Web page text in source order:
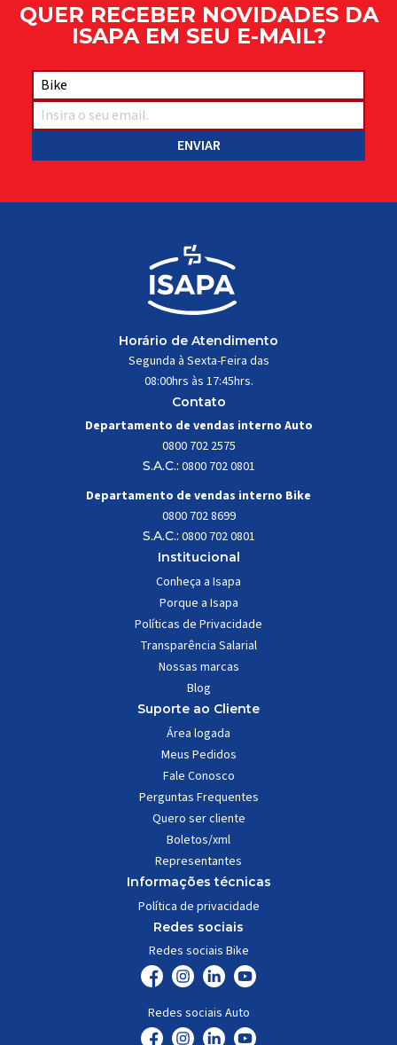
QUER RECEBER NOVIDADES DA
ISAPA EM SEU E-MAIL?
Horário de Atendimento
Segunda à Sexta-Feira das
08:00hrs às 17:45hrs.
Contato
Departamento de vendas interno Auto
0800 702 2575
S.A.C.: 0800 702 0801
Departamento de vendas interno Bike
0800 702 8699
S.A.C.: 0800 702 0801
Institucional
Conheça a Isapa
Porque a Isapa
Políticas de Privacidade
Transparência Salarial
Nossas marcas
Blog
Suporte ao Cliente
Área logada
Meus Pedidos
Fale Conosco
Perguntas Frequentes
Quero ser cliente
Boletos/xml
Representantes
Informações técnicas
Política de privacidade
Redes sociais
Redes sociais Bike
Redes sociais Auto